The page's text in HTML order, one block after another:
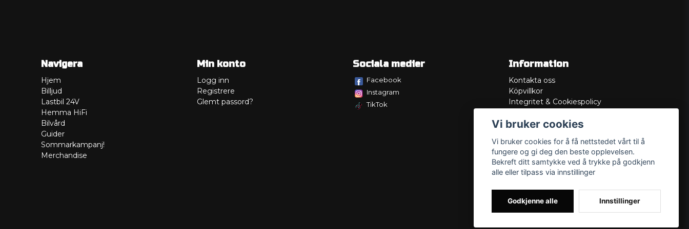
Navigera
Hjem
Billjud
Lastbil 24V
Hemma HiFi
Bilvård
Guider
Sommarkampanj!
Merchandise
Min konto
Logg inn
Registrere
Glemt passord?
Sociala medier
Facebook
Instagram
TikTok
Information
Kontakta oss
Köpvillkor
Integritet & Cookiespolicy
Service/Garanti
Lådritning
Om oss
Vi bruker cookies
Vi bruker cookies for å få nettstedet vårt til å
fungere og gi deg den beste opplevelsen.
Bekreft ditt samtykke ved å trykke på godkjenn
alle eller tilpass via innstillinger
Godkjenne alle Innstillinger